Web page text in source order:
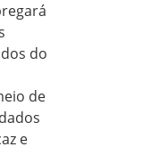
do
de
e